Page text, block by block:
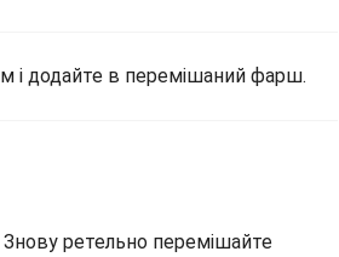
і додайте в перемішаний фарш.
Знову ретельно перемішайте